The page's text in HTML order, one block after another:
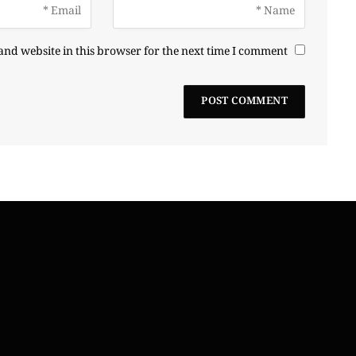
website in this browser for the next time I comment.